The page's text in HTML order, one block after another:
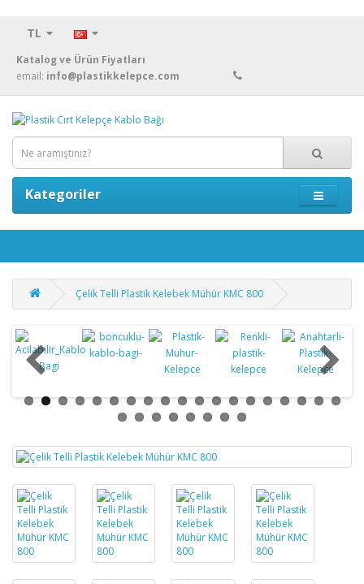
TL
Katalog ve Ürün Fiyatları
email: info@plastikkelepce.com
Kategoriler
Çelik Telli Plastik Kelebek Mühür KMC 800